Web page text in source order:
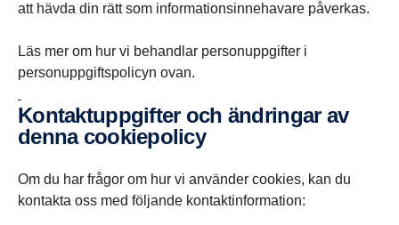
att hävda din rätt som informationsinnehavare påverkas.
Läs mer om hur vi behandlar personuppgifter i
personuppgiftspolicyn ovan.
Kontaktuppgifter och ändringar av
denna cookiepolicy
Om du har frågor om hur vi använder cookies, kan du
kontakta oss med följande kontaktinformation: